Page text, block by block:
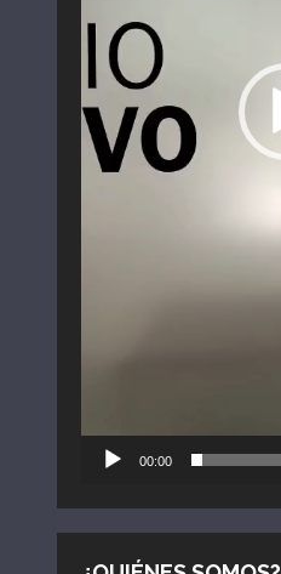
00:00